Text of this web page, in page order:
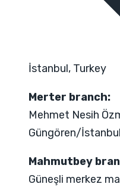
İstanbul, Turkey
Merter branch:
Mehmet Nesih
Güngören/İstanbul
Mahmutbey
Güneşli merkez